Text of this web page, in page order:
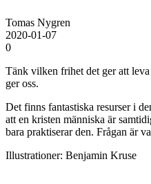
Tomas Nygren
2020-01-07
0
Tänk vilken frihet det ger att
ger oss.
Det finns fantastiska resurser i
att en kristen människa är
bara praktiserar den. Frågan är
Illustrationer: Benjamin Kruse